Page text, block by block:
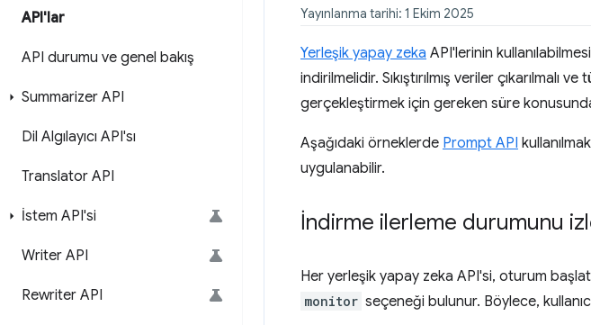
API'lar
API durumu ve genel bakış
Summarizer API
Dil Algılayıcı API'sı
Translator API
İstem API'si
Writer API
Rewriter API
Yayınlanma tarihi: 1 Ekim 2025
Yerleşik yapay zeka API'lerinin
indirilmelidir. Sıkıştırılmış veriler çıkarılmalı
gerçekleştirmek için gereken süre
Aşağıdaki örneklerde Prompt API
uygulanabilir.
İndirme ilerleme durumunu
Her yerleşik yapay zeka API'si, oturum
monitor seçeneği bulunur. Böylece,